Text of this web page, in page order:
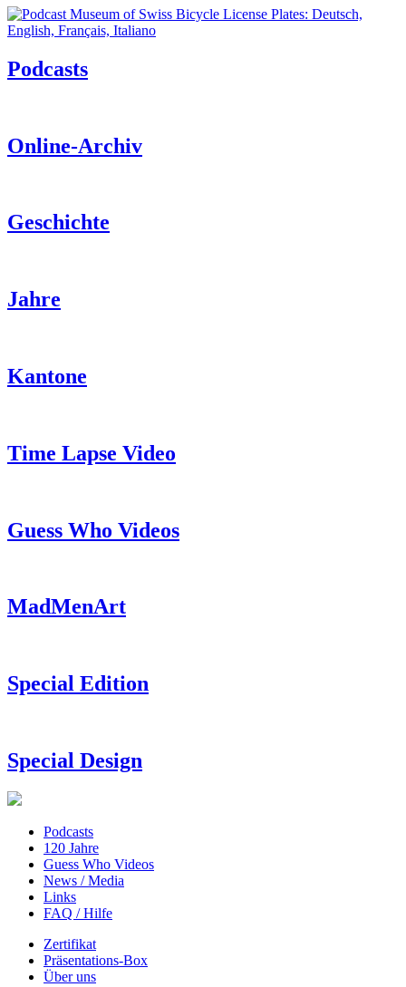
Podcasts
Online-Archiv
Geschichte
Jahre
Kantone
Time Lapse Video
Guess Who Videos
MadMenArt
Special Edition
Special Design
Podcasts
120 Jahre
Guess Who Videos
News / Media
Links
FAQ / Hilfe
Zertifikat
Präsentations-Box
Über uns